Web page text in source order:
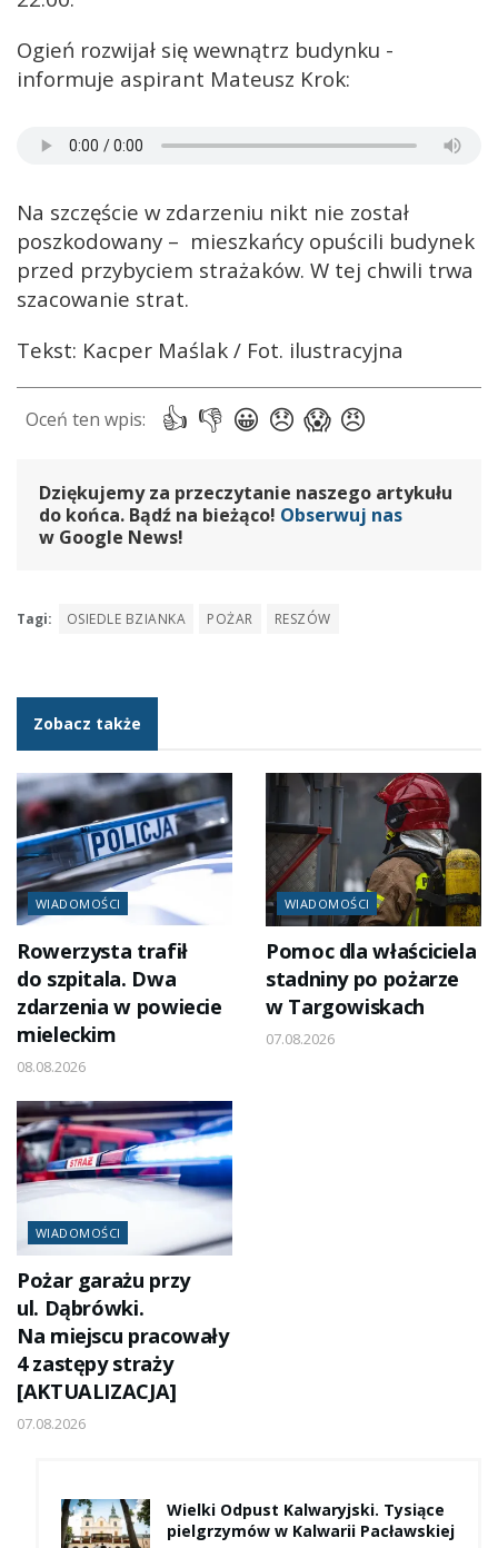
Ogień rozwijał się wewnątrz budynku -
informuje aspirant Mateusz Krok:
Na szczęście w zdarzeniu nikt nie został
poszkodowany – mieszkańcy opuścili budynek
przed przybyciem strażaków. W tej chwili trwa
szacowanie strat.
Tekst: Kacper Maślak / Fot. ilustracyjna
Dziękujemy za przeczytanie naszego artykułu
do końca. Bądź na bieżąco! Obserwuj nas
w Google News!
Tagi: OSIEDLE BZIANKA POŻAR RESZÓW
Zobacz także
WIADOMOŚCI
Rowerzysta trafił
do szpitala. Dwa
zdarzenia w powiecie
mieleckim
08.08.2026
WIADOMOŚCI
Pomoc dla właściciela
stadniny po pożarze
w Targowiskach
07.08.2026
WIADOMOŚCI
Pożar garażu przy
ul. Dąbrówki.
Na miejscu pracowały
4 zastępy straży
[AKTUALIZACJA]
07.08.2026
Wielki Odpust Kalwaryjski. Tysiące
pielgrzymów w Kalwarii Pacławskiej